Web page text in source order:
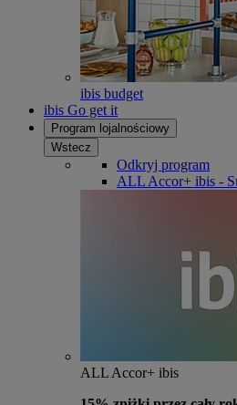
ibis budget
ibis Go get it
Program lojalnościowy
Wstecz
Odkryj program
ALL Accor+ ibis -
ALL Accor+ ibis